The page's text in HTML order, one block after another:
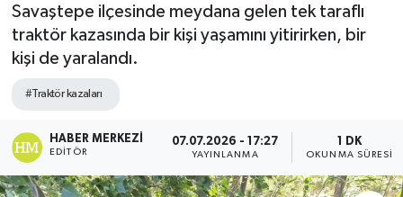
Savaştepe ilçesinde meydana gelen tek taraflı
traktör kazasında bir kişi yaşamını yitirirken, bir
kişi de yaralandı.
#Traktör kazaları
HABER MERKEZI
EDITÖR
07.07.2026 - 17:27
YAYINLANMA
1 DK
OKUNMA SÜRESI
BİYOGRAFİLER
DÜNYA
Tüm Manşetler